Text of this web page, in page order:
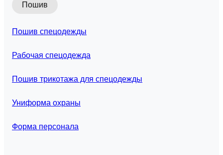
Пошив
Пошив спецодежды
Рабочая спецодежда
Пошив трикотажа для спецодежды
Униформа охраны
Форма персонала